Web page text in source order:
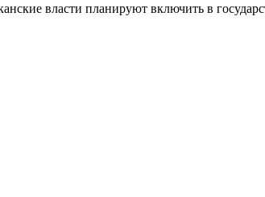
власти планируют включить в